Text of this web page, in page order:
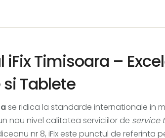
iFix Timisoara –
si Tablete
se ridica la standarde internationale in
nou nivel calitatea serviciilor de service
nr 8, iFix este punctul de referinta